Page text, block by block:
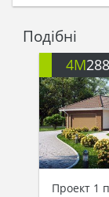
Білоручці зі
- Схоже, твій
само славний!
- Ні, -
просто
кращим!
Подібні
4M288
Проект 1